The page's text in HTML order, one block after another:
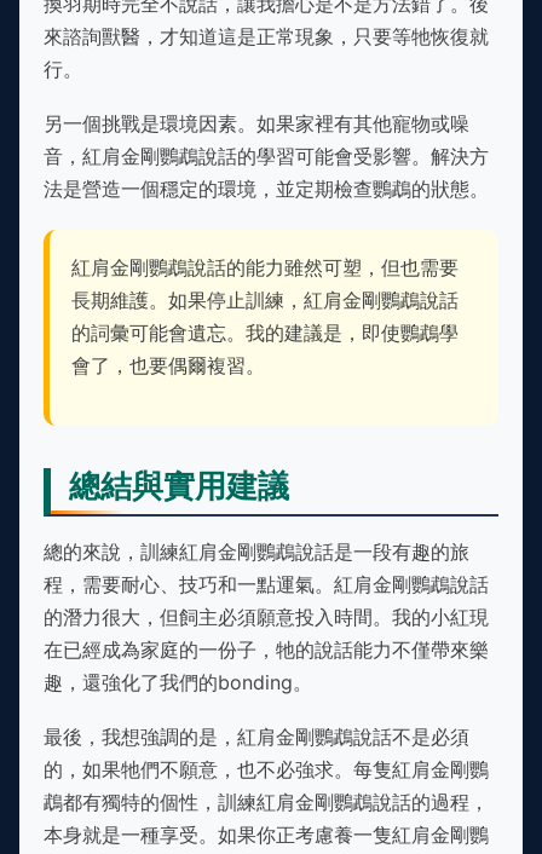
來諮詢獸醫，才知道這是正常現象，只要等牠恢復就
行。
另一個挑戰是環境因素。如果家裡有其他寵物或噪
音，紅肩金剛鸚鵡說話的學習可能會受影響。解決方
法是營造一個穩定的環境，並定期檢查鸚鵡的狀態。
紅肩金剛鸚鵡說話的能力雖然可塑，但也需要
長期維護。如果停止訓練，紅肩金剛鸚鵡說話
的詞彙可能會遺忘。我的建議是，即使鸚鵡學
會了，也要偶爾複習。
總結與實用建議
總的來說，訓練紅肩金剛鸚鵡說話是一段有趣的旅
程，需要耐心、技巧和一點運氣。紅肩金剛鸚鵡說話
的潛力很大，但飼主必須願意投入時間。我的小紅現
在已經成為家庭的一份子，牠的說話能力不僅帶來樂
趣，還強化了我們的bonding。
最後，我想強調的是，紅肩金剛鸚鵡說話不是必須
的，如果牠們不願意，也不必強求。每隻紅肩金剛鸚
鵡都有獨特的個性，訓練紅肩金剛鸚鵡說話的過程，
本身就是一種享受。如果你正考慮養一隻紅肩金剛鸚